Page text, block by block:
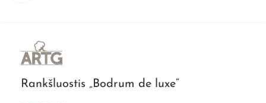
Rankšluostis „Bodrum de luxe“